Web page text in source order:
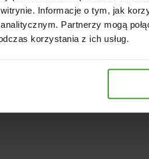
Informacje o tym, jak
Partnerzy mogą
korzystania z ich usług.